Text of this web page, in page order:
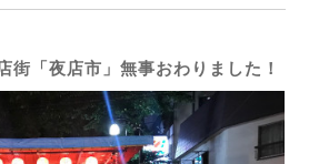
街「夜店市」無事おわりました！